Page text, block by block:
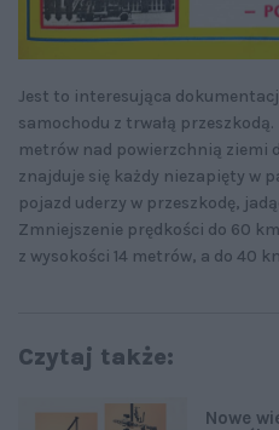
Jest to interesująca
samochodu z trwałą
metrów nad powierzchnią ziemi
znajduje się każdy niezapięty w
pojazd uderzy w przeszkodę,
Zmniejszenie prędkości do 60
z wysokości 14 metrów, a do 40
Czytaj także:
Nowe